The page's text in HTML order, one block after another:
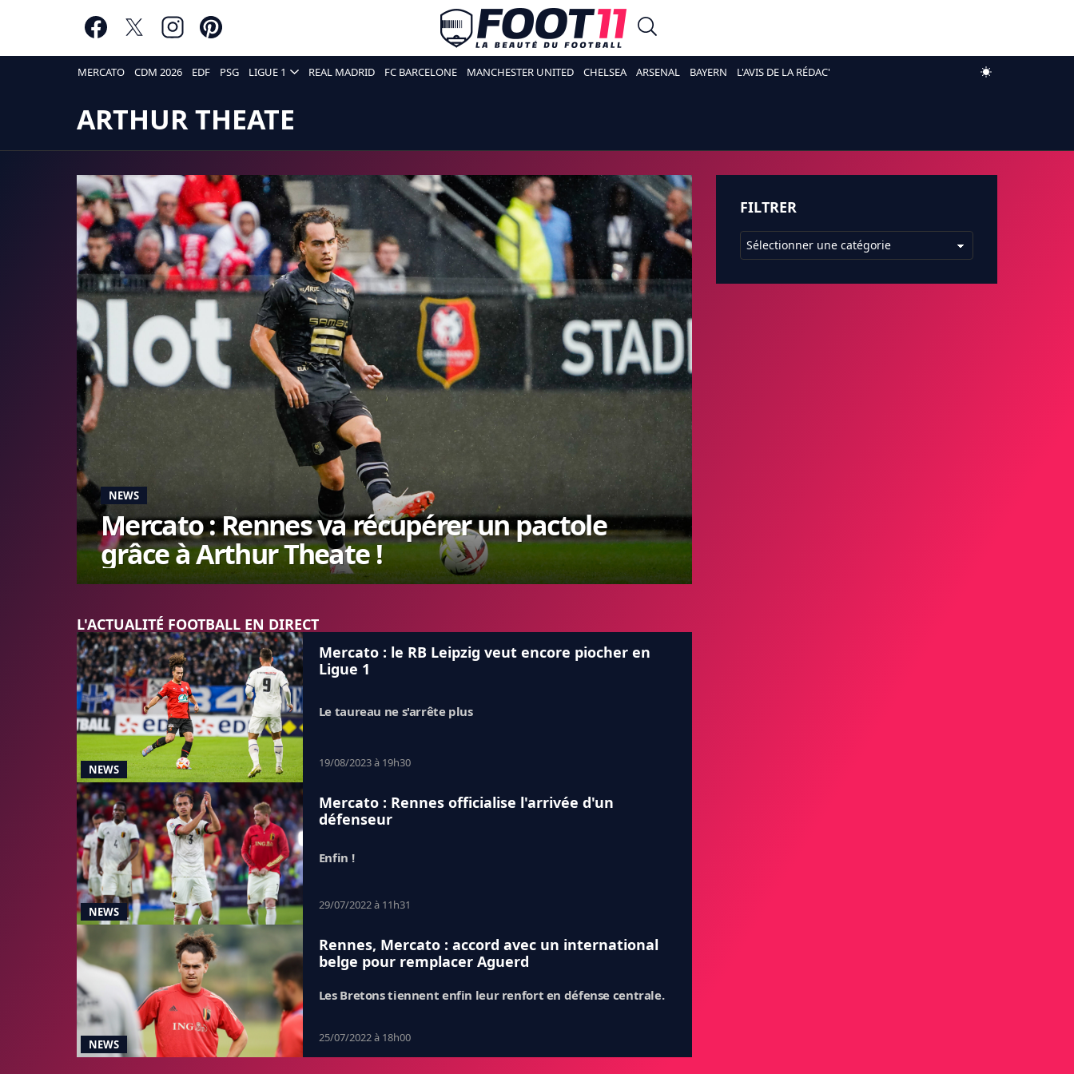
MERCATO CDM 2026 EDF PSG LIGUE 1 REAL MADRID FC BARCELONE MANCHESTER UNITED CHELSEA ARSENAL BAYERN L'AVIS DE LA RÉDAC'
ARTHUR THEATE
NEWS
Mercato : Rennes va récupérer un pactole
grâce à Arthur Theate !
L'ACTUALITÉ FOOTBALL EN DIRECT
NEWS
Mercato : le RB Leipzig veut encore piocher en
Ligue 1
Le taureau ne s'arrête plus
19/08/2023 à 19h30
NEWS
Mercato : Rennes officialise l'arrivée d'un
défenseur
Enfin !
29/07/2022 à 11h31
NEWS
Rennes, Mercato : accord avec un international
belge pour remplacer Aguerd
Les Bretons tiennent enfin leur renfort en défense centrale.
25/07/2022 à 18h00
FILTRER